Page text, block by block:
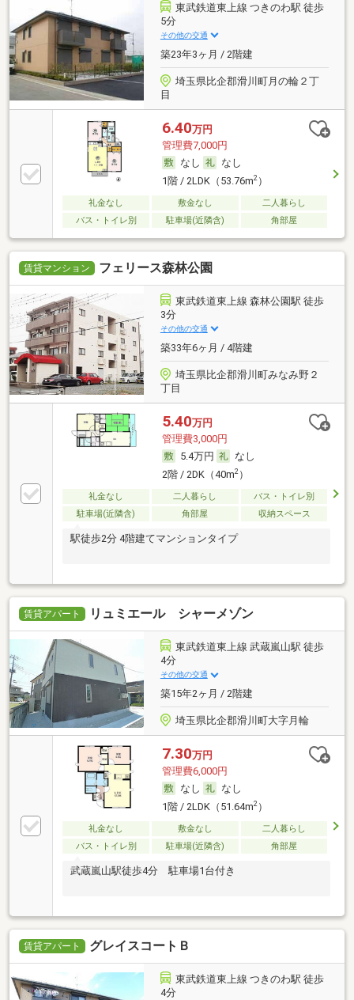
東武鉄道東上線 つきのわ駅 徒歩
5分
その他の交通
築23年3ヶ月 / 2階建
埼玉県比企郡滑川町月の輪２丁
目
6.40万円
管理費7,000円
なし
なし
1階 / 2LDK（53.76m2）
礼金なし 敷金なし
二人暮らし
バス・トイレ別
駐車場(近隣含) 角部屋
賃貸マンション フェリース森林公園
東武鉄道東上線 森林公園駅 徒歩
3分
その他の交通
築33年6ヶ月 / 4階建
埼玉県比企郡滑川町みなみ野２
丁目
5.40万円
管理費3,000円
5.4万円
なし
2階 / 2DK（40m2）
礼金なし 二人暮らし
バス・トイレ別
駐車場(近隣含)
角部屋 収納スペース
駅徒歩2分 4階建てマンションタイプ
賃貸アパート リュミエール シャーメゾン
東武鉄道東上線 武蔵嵐山駅 徒歩
4分
その他の交通
築15年2ヶ月 / 2階建
埼玉県比企郡滑川町大字月輪
7.30万円
管理費6,000円
なし
なし
1階 / 2LDK（51.64m2）
礼金なし 敷金なし
二人暮らし
バス・トイレ別
駐車場(近隣含) 角部屋
武蔵嵐山駅徒歩4分 駐車場1台付き
賃貸アパート グレイスコートＢ
東武鉄道東上線 つきのわ駅 徒歩
4分